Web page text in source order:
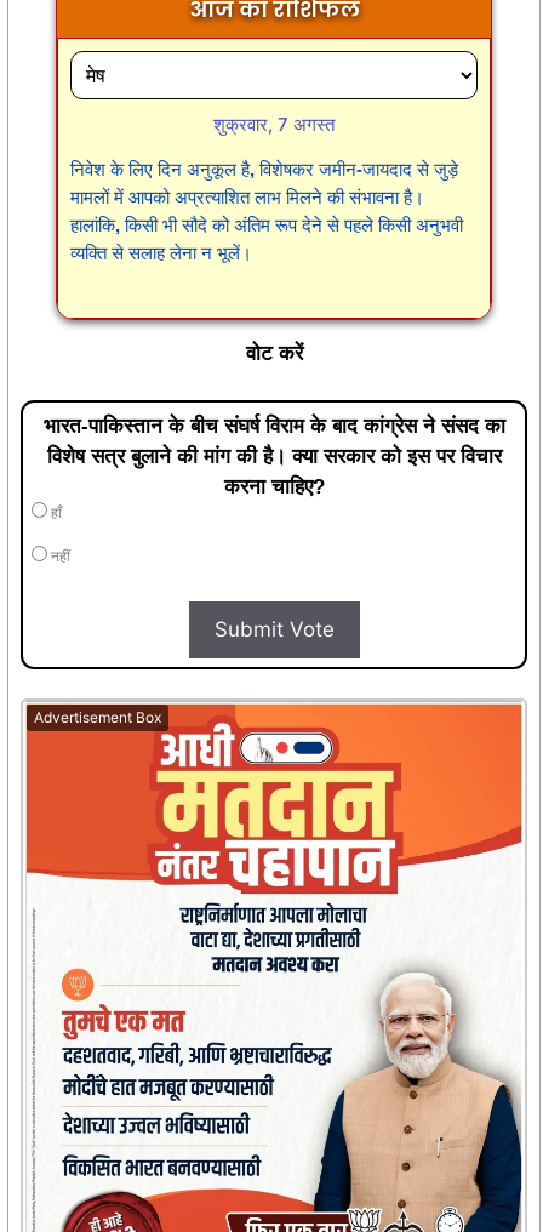
आज का राशिफल
शुक्रवार, 7 अगस्त
निवेश के लिए दिन अनुकूल है, विशेषकर जमीन-जायदाद से जुड़े
मामलों में आपको अप्रत्याशित लाभ मिलने की संभावना है।
हालांकि, किसी भी सौदे को अंतिम रूप देने से पहले किसी अनुभवी
व्यक्ति से सलाह लेना न भूलें।
वोट करें
भारत-पाकिस्तान के बीच संघर्ष विराम के बाद कांग्रेस ने संसद का
विशेष सत्र बुलाने की मांग की है। क्या सरकार को इस पर विचार
करना चाहिए?
हाँ
नहीं
Submit Vote
Advertisement Box